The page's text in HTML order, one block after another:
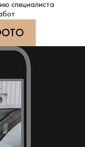
специалиста